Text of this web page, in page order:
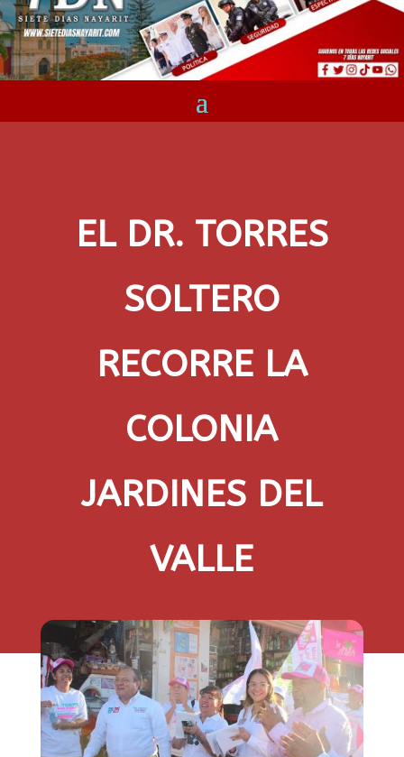
EL DR. TORRES
SOLTERO
RECORRE LA
COLONIA
JARDINES DEL
VALLE